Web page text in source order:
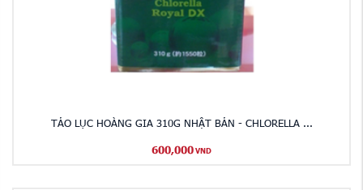
TẢO LỤC HOÀNG GIA 310G NHẬT BẢN - CHLORELLA ...
600,000 VND